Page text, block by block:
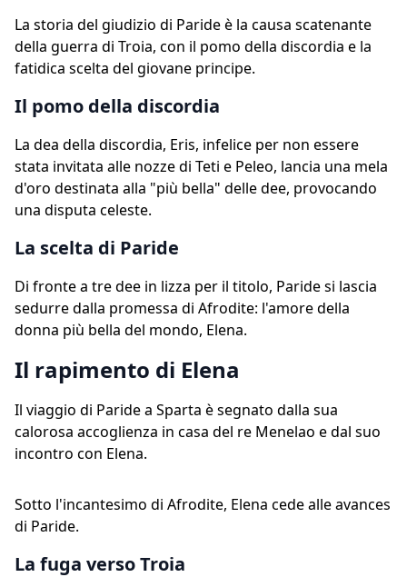
La storia del giudizio di Paride è la causa scatenante
della guerra di Troia, con il pomo della discordia e la
fatidica scelta del giovane principe.
Il pomo della discordia
La dea della discordia, Eris, infelice per non essere
stata invitata alle nozze di Teti e Peleo, lancia una mela
d'oro destinata alla "più bella" delle dee, provocando
una disputa celeste.
La scelta di Paride
Di fronte a tre dee in lizza per il titolo, Paride si lascia
sedurre dalla promessa di Afrodite: l'amore della
donna più bella del mondo, Elena.
Il rapimento di Elena
Il viaggio di Paride a Sparta è segnato dalla sua
calorosa accoglienza in casa del re Menelao e dal suo
incontro con Elena.
Sotto l'incantesimo di Afrodite, Elena cede alle avances
di Paride.
La fuga verso Troia